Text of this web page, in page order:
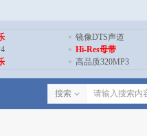
镜像DTS声道
Hi-Res母带
高品质320MP3
搜索